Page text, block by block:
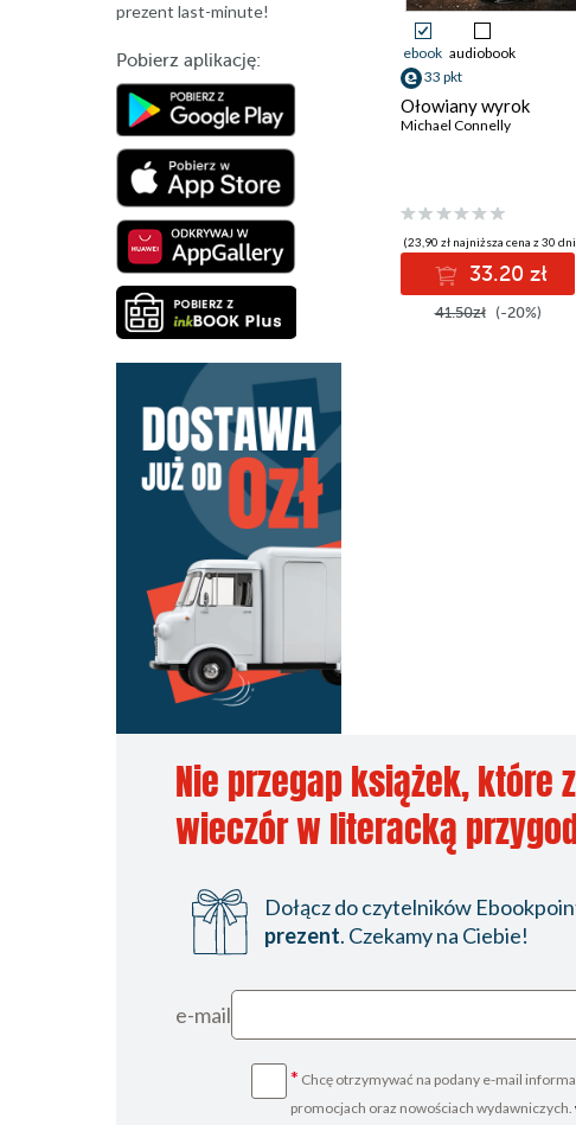
prezent last-minute!
Pobierz aplikację: ebook audiobook
33 pkt
Ołowiany wyrok
Michael Connelly
(23,90 zł najniższa cena z 30
33.20 zł
41.50zł (-20%)
Nie przegap książek, które
wieczór w literacką
Dołącz do czytelników
prezent. Czekamy na Ciebie!
e-mail
* Chcę otrzymywać na podany e-mail
promocjach oraz nowościach wydawniczych.